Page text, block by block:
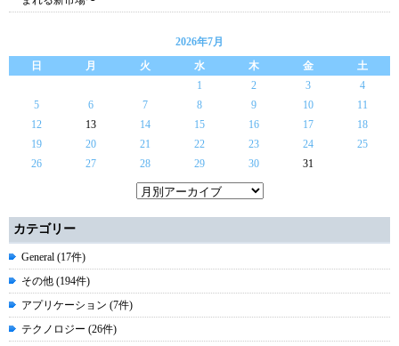
2026年7月
日
月 火 水 木 金
土
1
2 3
4
5
6 7 8 9 10
11
12
13 14 15 16 17
18
19
20 21 22 23 24
25
26
27 28 29 30 31
カテゴリー
General (17件)
その他 (194件)
アプリケーション (7件)
テクノロジー (26件)